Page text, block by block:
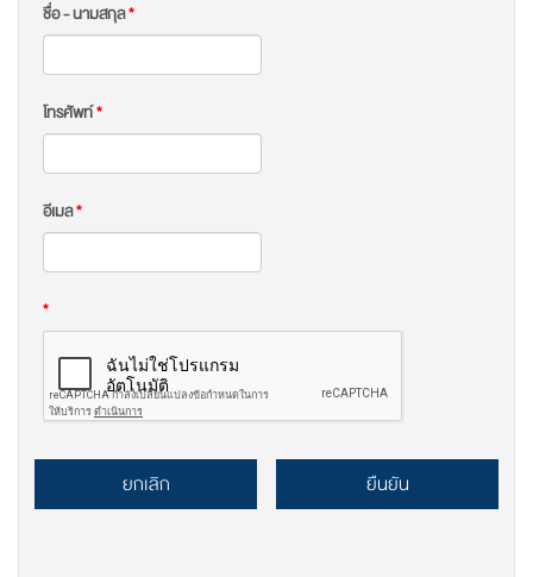
ชื่อ - นามสกุล*
โทรศัพท์*
อีเมล*
*
ยกเลิก ยืนยัน